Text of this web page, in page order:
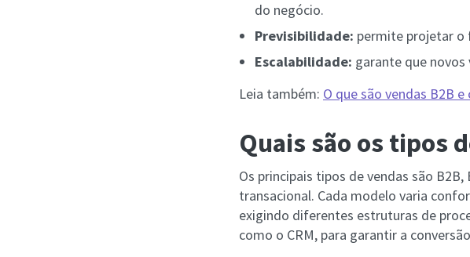
do negócio.
Previsibilidade: permite projetar o
Escalabilidade: garante que
Leia também: O que são vendas B2B
Quais são os tipos
Os principais tipos de vendas são
transacional. Cada modelo varia
exigindo diferentes estruturas de
como o CRM, para garantir a